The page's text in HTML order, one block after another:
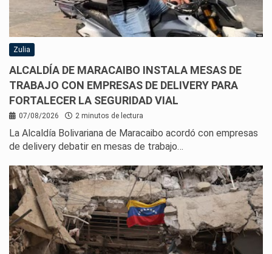
Zulia
ALCALDÍA DE MARACAIBO INSTALA MESAS DE
TRABAJO CON EMPRESAS DE DELIVERY PARA
FORTALECER LA SEGURIDAD VIAL
07/08/2026 2 minutos de lectura
La Alcaldía Bolivariana de Maracaibo acordó con empresas
de delivery debatir en mesas de trabajo…